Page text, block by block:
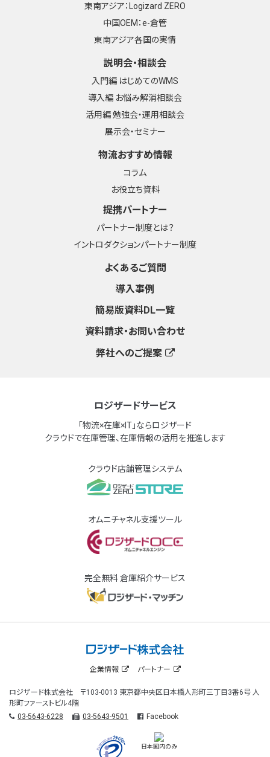
東南アジア：Logizard ZERO
中国OEM：e-倉管
東南アジア各国の実情
説明会・相談会
入門編 はじめてのWMS
導入編 お悩み解消相談会
活用編 勉強会・運用相談会
展示会・セミナー
物流おすすめ情報
コラム
お役立ち資料
提携パートナー
パートナー制度とは？
イントロダクションパートナー制度
よくあるご質問
導入事例
簡易版資料DL一覧
資料請求・お問い合わせ
弊社へのご提案
ロジザードサービス
「物流×在庫×IT」ならロジザード
クラウドで在庫管理、在庫情報の活用を推進します
クラウド店舗管理システム
オムニチャネル支援ツール
完全無料 倉庫紹介サービス
企業情報 パートナー
ロジザード株式会社 〒103-0013 東京都中央区日本橋人形町三丁目3番6号 人
形町ファーストビル4階
03-5643-6228
03-5643-9501 Facebook
日本国内のみ